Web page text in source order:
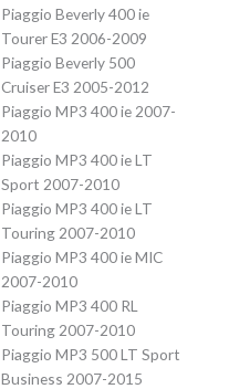
Piaggio Beverly 400 ie
Tourer E3 2006-2009
Piaggio Beverly 500
Cruiser E3 2005-2012
Piaggio MP3 400 ie 2007-
2010
Piaggio MP3 400 ie LT
Sport 2007-2010
Piaggio MP3 400 ie LT
Touring 2007-2010
Piaggio MP3 400 ie MIC
2007-2010
Piaggio MP3 400 RL
Touring 2007-2010
Piaggio MP3 500 LT Sport
Business 2007-2015